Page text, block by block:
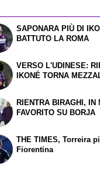
SAPONARA PIÙ DI
BATTUTO LA ROMA
VERSO L'UDINESE:
IKONÉ TORNA
RIENTRA BIRAGHI, IN
FAVORITO SU BORJA
THE TIMES, Torreira
Fiorentina